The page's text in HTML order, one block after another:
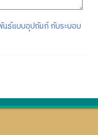
นธ์แบบอุปถัมภ์ กับระบอบ